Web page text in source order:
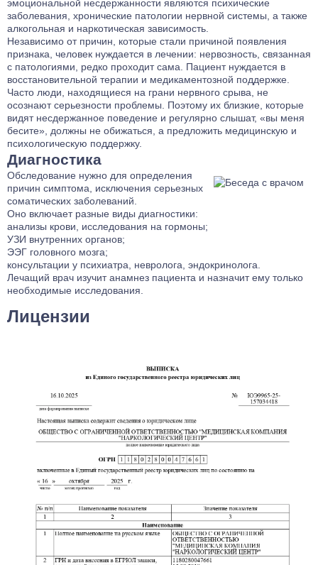
эмоциональной несдержанности являются психические
заболевания, хронические патологии нервной системы, а также
алкогольная и наркотическая зависимость.
Независимо от причин, которые стали причиной появления
признака, человек нуждается в лечении: нервозность, связанная
с патологиями, редко проходит сама. Пациент нуждается в
восстановительной терапии и медикаментозной поддержке.
Часто люди, находящиеся на грани нервного срыва, не
осознают серьезности проблемы. Поэтому их близкие, которые
видят несдержанное поведение и регулярно слышат, «вы меня
бесите», должны не обижаться, а предложить медицинскую и
психологическую поддержку.
Диагностика
Обследование нужно для определения
причин симптома, исключения серьезных
соматических заболеваний.
Оно включает разные виды диагностики:
анализы крови, исследования на гормоны;
УЗИ внутренних органов;
ЭЭГ головного мозга;
консультации у психиатра, невролога, эндокринолога.
Лечащий врач изучит анамнез пациента и назначит ему только
необходимые исследования.
Лицензии